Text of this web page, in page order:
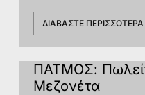
ΔΙΑΒΆΣΤΕ ΠΕΡΙΣΣΌΤΕΡΑ
ΠΑΤΜΟΣ:
Μεζονέτα